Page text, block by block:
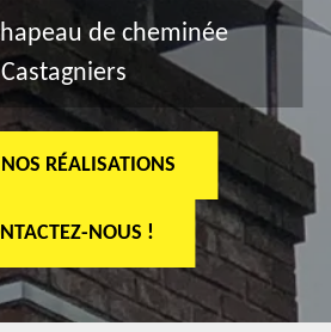
de cheminée
Castagniers
RÉALISATIONS
NOUS !